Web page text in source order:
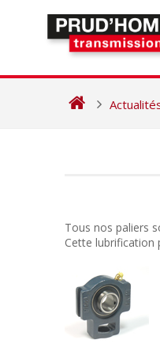
Tous nos paliers
Cette lubrification
L’ARTICLE